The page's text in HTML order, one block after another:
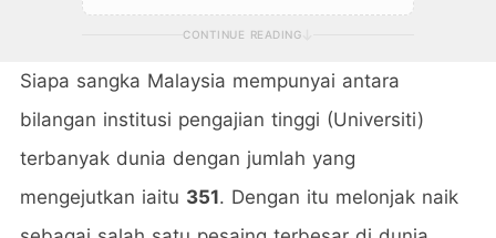
CONTINUE READING
Siapa sangka Malaysia mempunyai antara
bilangan institusi pengajian tinggi (Universiti)
terbanyak dunia dengan jumlah yang
mengejutkan iaitu 351. Dengan itu melonjak naik